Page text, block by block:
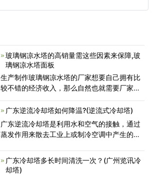
玻璃钢凉水塔的高销量需这些因素来保障,玻
璃钢凉水塔面板
生产制作玻璃钢凉水塔的厂家想要自己拥有比
较不错的经济收入，那么自然也就需要厂家做
做好了，才能拥有比较不错的经济收入。那
么，凉水塔设备想要
广东逆流冷却塔如何降温?(逆流式冷却塔)
广东逆流冷却塔是利用水和空气的接触，通过
蒸发作用来散去工业上或制冷空调中产生的废
空气经过风机的抽动后，自风网处进入冷却塔
内；饱和蒸汽为压力
广东冷却塔多长时间清洗一次？(广州览讯冷
却塔)